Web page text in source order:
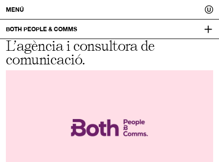
Usted.
Un
millor
tu.
MENÚ
BOTH PEOPLE & COMMS
WEAREBOTH.COM
IDENTITAT VISUAL:
MUCHO
L’agència i consultora de
comunicació.